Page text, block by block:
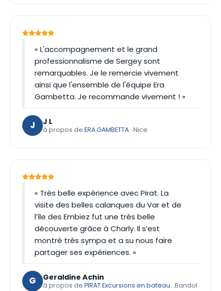
« L'accompagnement et le grand
professionnalisme de Sergey sont
remarquables. Je le remercie vivement
ainsi que l'ensemble de l'équipe Era
Gambetta. Je recommande vivement ! »
J J L
à propos de ERA GAMBETTA · Nice
« Très belle expérience avec Pirat. La
visite des belles calanques du Var et de
l’île des Embiez fut une très belle
découverte grâce à Charly. Il s’est
montré très sympa et a su nous faire
partager ses expériences. »
G Geraldine Achin
à propos de PIRAT Excursions en bateau · Bandol